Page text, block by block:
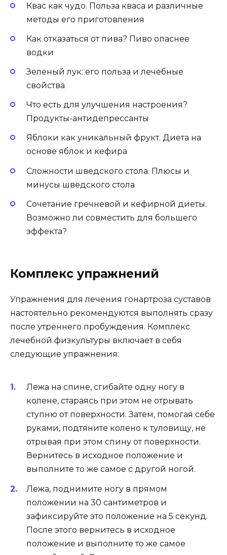
Квас как чудо. Польза кваса и различные
методы его приготовления
Как отказаться от пива? Пиво опаснее
водки
Зеленый лук: его польза и лечебные
свойства
Что есть для улучшения настроения?
Продукты-антидепрессанты
Яблоки как уникальный фрукт. Диета на
основе яблок и кефира
Сложности шведского стола. Плюсы и
минусы шведского стола
Сочетание гречневой и кефирной диеты.
Возможно ли совместить для большего
эффекта?
Комплекс упражнений
Упражнения для лечения гонартроза суставов
настоятельно рекомендуются выполнять сразу
после утреннего пробуждения. Комплекс
лечебной физкультуры включает в себя
следующие упражнения:
Лежа на спине, сгибайте одну ногу в
колене, стараясь при этом не отрывать
ступню от поверхности. Затем, помогая себе
руками, подтяните колено к туловищу, не
отрывая при этом спину от поверхности.
Вернитесь в исходное положение и
выполните то же самое с другой ногой.
Лежа, поднимите ногу в прямом
положении на 30 сантиметров и
зафиксируйте это положение на 5 секунд.
После этого вернитесь в исходное
положение и выполните то же самое